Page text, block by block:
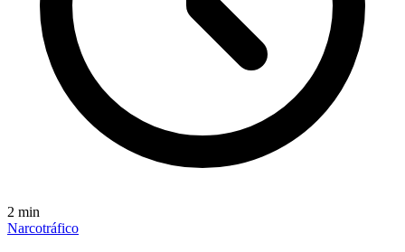
2 min
Narcotráfico